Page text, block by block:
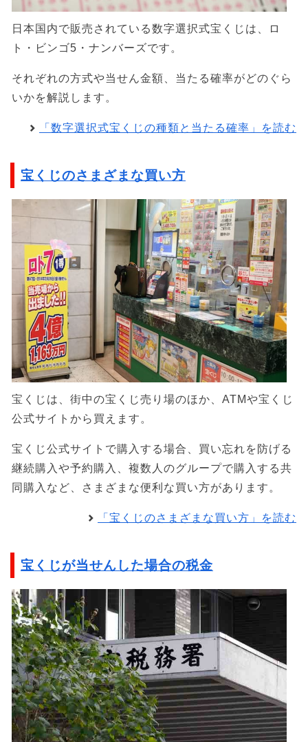
日本国内で販売されている数字選択式宝くじは、ロ
ト・ビンゴ5・ナンバーズです。
それぞれの方式や当せん金額、当たる確率がどのぐら
いかを解説します。
「数字選択式宝くじの種類と当たる確率」を読む
宝くじのさまざまな買い方
宝くじは、街中の宝くじ売り場のほか、ATMや宝くじ
公式サイトから買えます。
宝くじ公式サイトで購入する場合、買い忘れを防げる
継続購入や予約購入、複数人のグループで購入する共
同購入など、さまざまな便利な買い方があります。
「宝くじのさまざまな買い方」を読む
宝くじが当せんした場合の税金